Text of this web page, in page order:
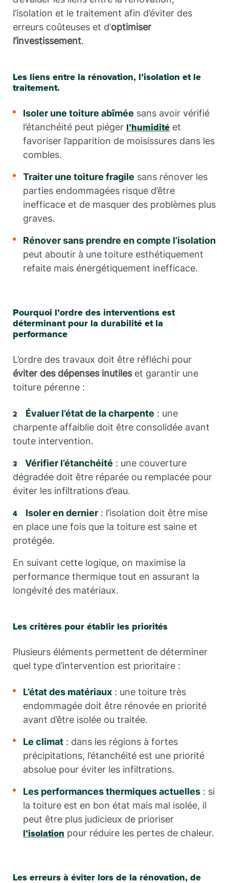
l’isolation et le traitement afin d’éviter des
erreurs coûteuses et d’optimiser
l’investissement.
Les liens entre la rénovation, l’isolation et le
traitement.
Isoler une toiture abîmée sans avoir vérifié
l’étanchéité peut piéger l’humidité et
favoriser l’apparition de moisissures dans les
combles.
Traiter une toiture fragile sans rénover les
parties endommagées risque d’être
inefficace et de masquer des problèmes plus
graves.
Rénover sans prendre en compte l’isolation
peut aboutir à une toiture esthétiquement
refaite mais énergétiquement inefficace.
Pourquoi l’ordre des interventions est
déterminant pour la durabilité et la
performance
L’ordre des travaux doit être réfléchi pour
éviter des dépenses inutileset garantir une
toiture pérenne :
Évaluer l’état de la charpente : une
charpente affaiblie doit être consolidée avant
toute intervention.
Vérifier l’étanchéité : une couverture
dégradée doit être réparée ou remplacée pour
éviter les infiltrations d’eau.
Isoler en dernier : l’isolation doit être mise
en place une fois que la toiture est saine et
protégée.
En suivant cette logique, on maximise la
performance thermique tout en assurant la
longévité des matériaux.
Les critères pour établir les priorités
Plusieurs éléments permettent de déterminer
quel type d’intervention est prioritaire :
L’état des matériaux : une toiture très
endommagée doit être rénovée en priorité
avant d’être isolée ou traitée.
Le climat : dans les régions à fortes
précipitations, l’étanchéité est une priorité
absolue pour éviter les infiltrations.
Les performances thermiques actuelles : si
la toiture est en bon état mais mal isolée, il
peut être plus judicieux de prioriser
l’isolation pour réduire les pertes de chaleur.
Les erreurs à éviter lors de la rénovation, de